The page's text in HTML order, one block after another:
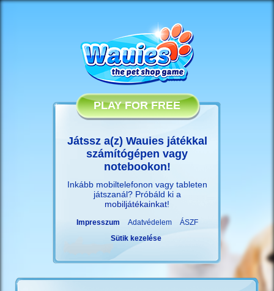
PLAY FOR FREE
Játssz a(z) Wauies játékkal
számítógépen vagy
notebookon!
Inkább mobiltelefonon vagy tableten
játszanál? Próbáld ki a
mobiljátékainkat!
Impresszum Adatvédelem
ÁSZF
Sütik kezelése